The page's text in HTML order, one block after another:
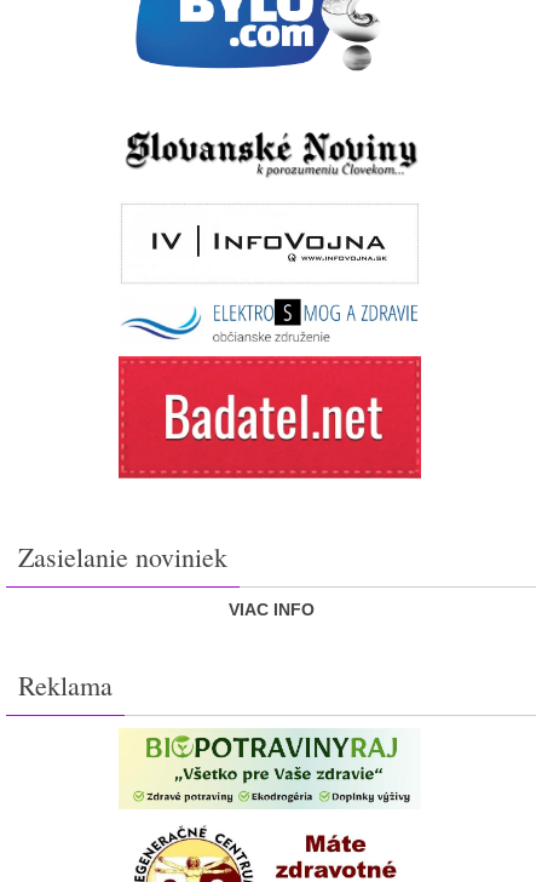
Zasielanie noviniek
VIAC INFO
Reklama